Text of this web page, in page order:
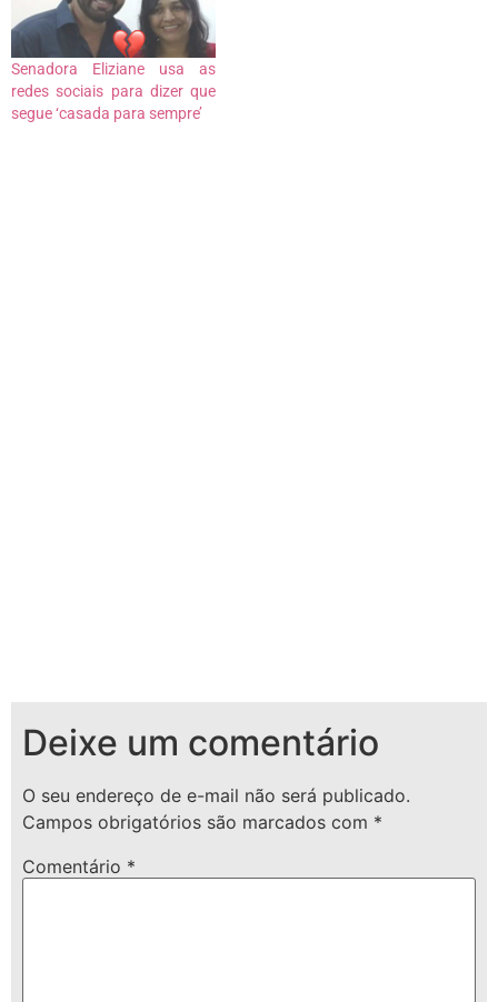
Senadora Eliziane usa as
redes sociais para dizer que
segue ‘casada para sempre’
Deixe um comentário
O seu endereço de e-mail não será publicado.
Campos obrigatórios são marcados com *
Comentário *